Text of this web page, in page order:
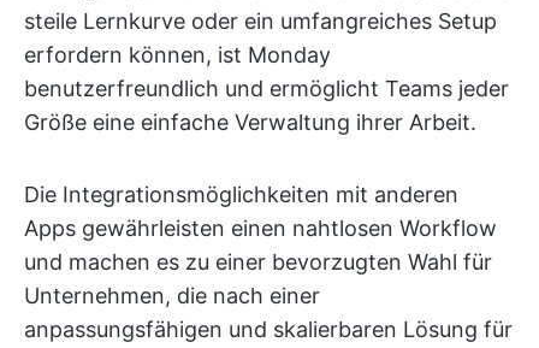
steile Lernkurve oder ein umfangreiches Setup
erfordern können, ist Monday
benutzerfreundlich und ermöglicht Teams jeder
Größe eine einfache Verwaltung ihrer Arbeit.
Die Integrationsmöglichkeiten mit anderen
Apps gewährleisten einen nahtlosen Workflow
und machen es zu einer bevorzugten Wahl für
Unternehmen, die nach einer
anpassungsfähigen und skalierbaren Lösung für